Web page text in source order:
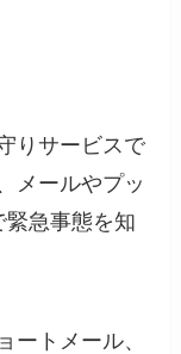
りサービスで
メールやプッ
緊急事態を知
ートメール、